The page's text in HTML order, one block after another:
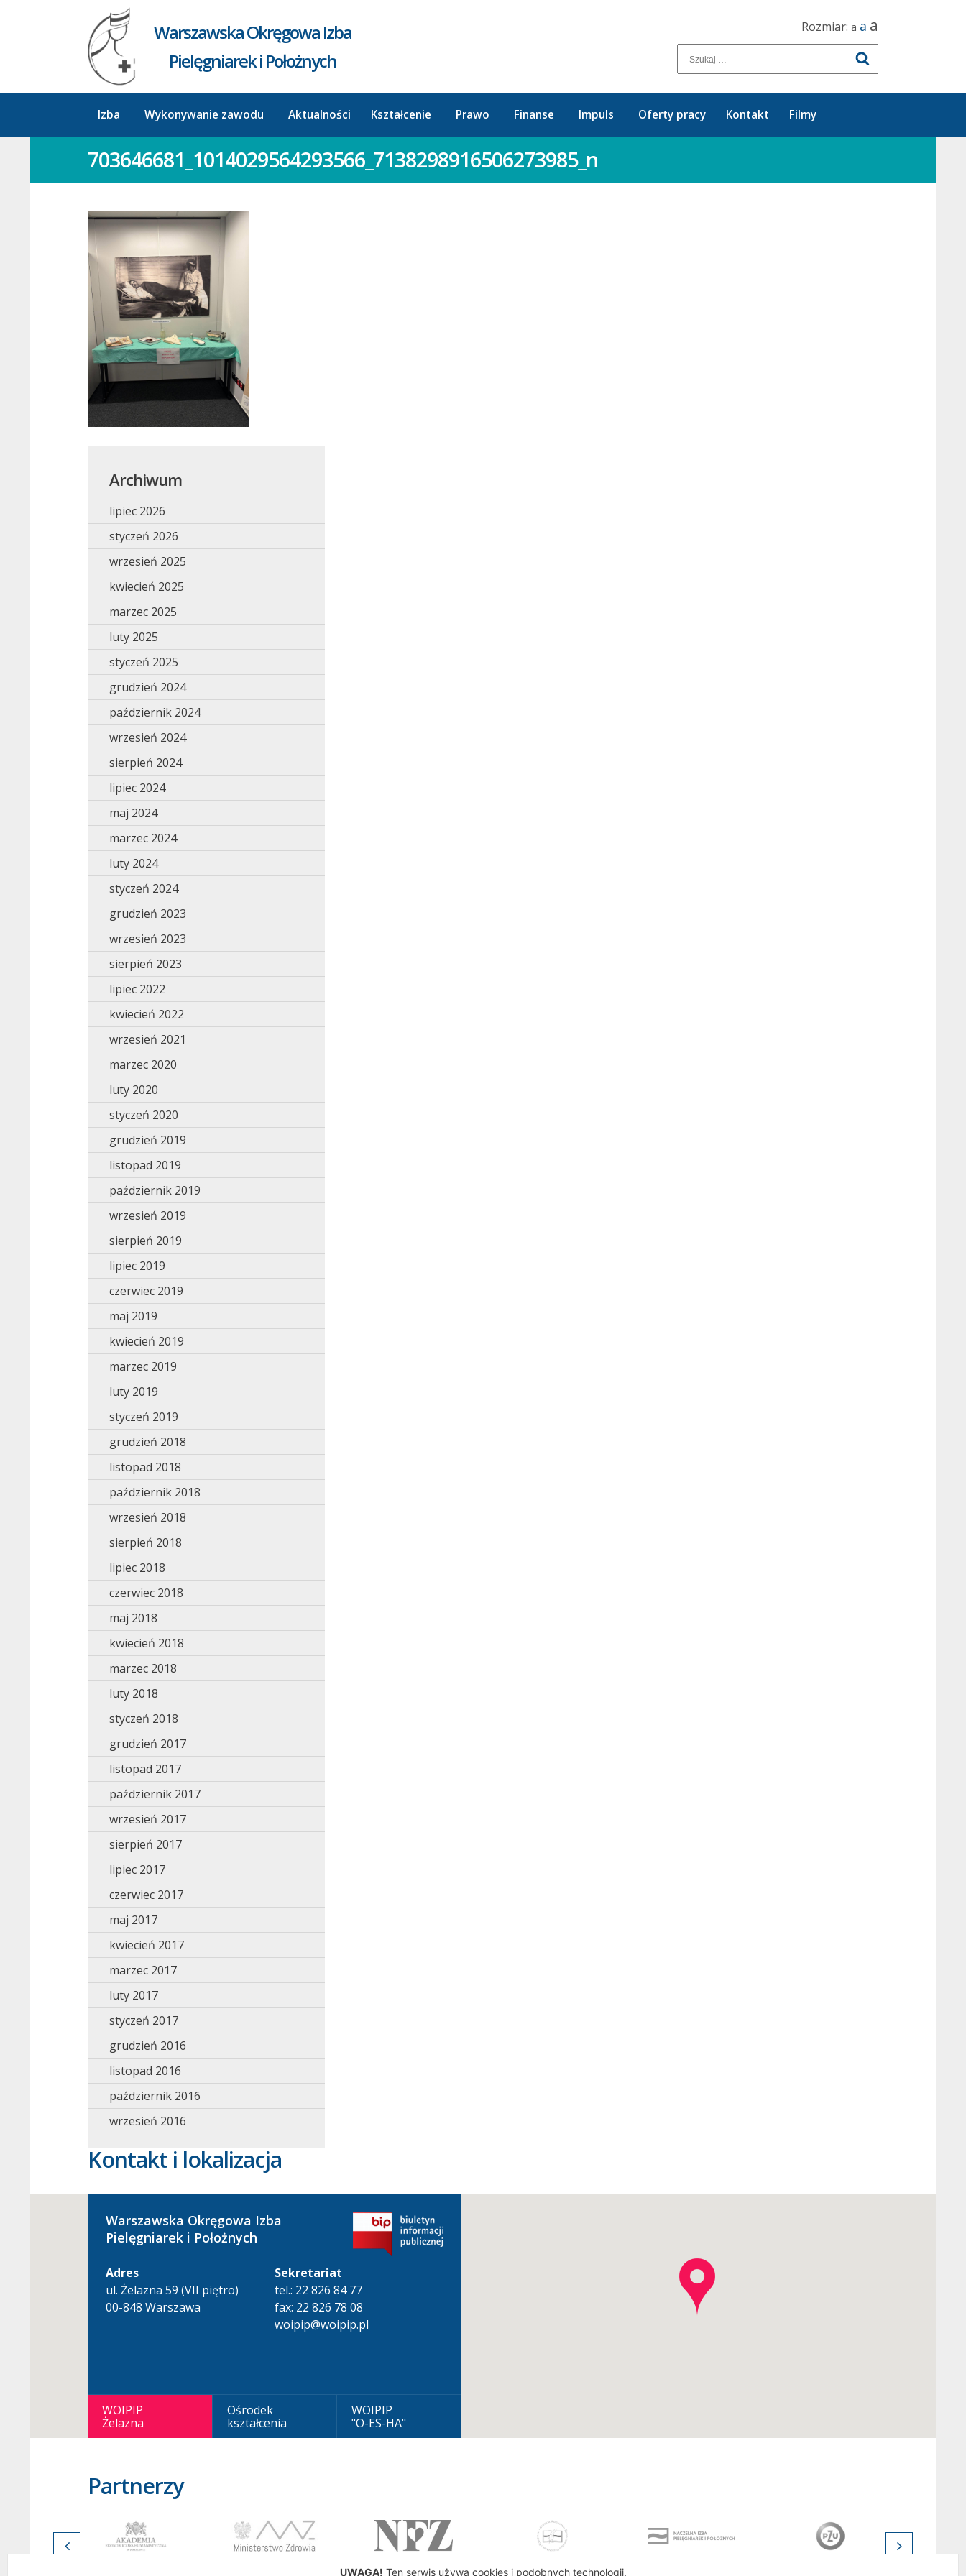
Warszawska Okręgowa Izba
Pielęgniarek i Położnych
Rozmiar: a a a
Izba Wykonywanie zawodu Aktualności Kształcenie Prawo Finanse Impuls Oferty pracy Kontakt Filmy
703646681_1014029564293566_7138298916506273985_n
Archiwum
lipiec 2026
styczeń 2026
wrzesień 2025
kwiecień 2025
marzec 2025
luty 2025
styczeń 2025
grudzień 2024
październik 2024
wrzesień 2024
sierpień 2024
lipiec 2024
maj 2024
marzec 2024
luty 2024
styczeń 2024
grudzień 2023
wrzesień 2023
sierpień 2023
lipiec 2022
kwiecień 2022
wrzesień 2021
marzec 2020
luty 2020
styczeń 2020
grudzień 2019
listopad 2019
październik 2019
wrzesień 2019
sierpień 2019
lipiec 2019
czerwiec 2019
maj 2019
kwiecień 2019
marzec 2019
luty 2019
styczeń 2019
grudzień 2018
listopad 2018
październik 2018
wrzesień 2018
sierpień 2018
lipiec 2018
czerwiec 2018
maj 2018
kwiecień 2018
marzec 2018
luty 2018
styczeń 2018
grudzień 2017
listopad 2017
październik 2017
wrzesień 2017
sierpień 2017
lipiec 2017
czerwiec 2017
maj 2017
kwiecień 2017
marzec 2017
luty 2017
styczeń 2017
grudzień 2016
listopad 2016
październik 2016
wrzesień 2016
Kontakt i lokalizacja
Warszawska Okręgowa Izba
Pielęgniarek i Położnych
Adres
ul. Żelazna 59 (VII piętro)
00-848 Warszawa
Sekretariat
tel.: 22 826 84 77
fax: 22 826 78 08
woipip@woipip.pl
WOIPIP
Żelazna
Ośrodek
kształcenia
WOIPIP
"O-ES-HA"
Partnerzy
UWAGA! Ten serwis używa cookies i podobnych technologii.